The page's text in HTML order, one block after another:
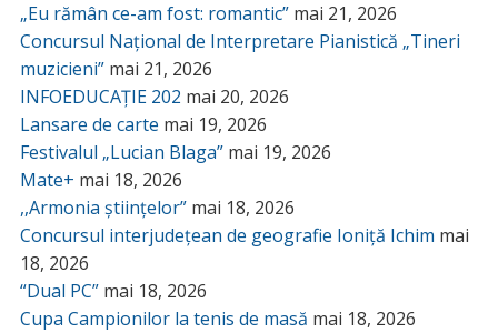
„Eu rămân ce-am fost: romantic” mai 21, 2026
Concursul Național de Interpretare Pianistică „Tineri
muzicieni” mai 21, 2026
INFOEDUCAȚIE 202 mai 20, 2026
Lansare de carte mai 19, 2026
Festivalul „Lucian Blaga” mai 19, 2026
Mate+ mai 18, 2026
,,Armonia științelor” mai 18, 2026
Concursul interjudețean de geografie Ioniță Ichim mai
18, 2026
“Dual PC” mai 18, 2026
Cupa Campionilor la tenis de masă mai 18, 2026